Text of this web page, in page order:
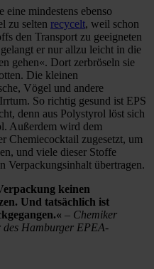
mindestens ebenso
zu selten recycelt, weil schon
den Transport zu geeigneten
er nur allzu leicht in die
gehen«. Dort zerbröseln sie
Die kleinen
Vögel und andere
So richtig gesund ist EPS
denn aus Polystyrol löst sich
Außerdem wird dem
Chemiecocktail zugesetzt, um
und viele dieser Stoffe
Verpackungsinhalt übertragen.
keinen
Und tatsächlich ist
– Chemiker
Hamburger EPEA-